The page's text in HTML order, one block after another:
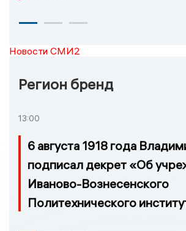
Новости СМИ2
Регион бренд
13:00
6 августа 1918 года
подписал декрет «Об
Иваново-Вознесенского
Политехнического